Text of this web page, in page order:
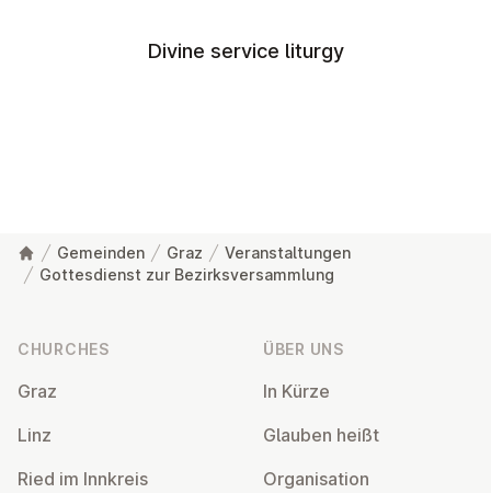
Divine service liturgy
Gemeinden Graz
Veranstaltungen
Gottesdienst zur Bezirksversammlung
CHURCHES
Graz
Linz
Ried im Innkreis
ÜBER UNS
In Kürze
Glauben heißt
Or­gan­isa­tion